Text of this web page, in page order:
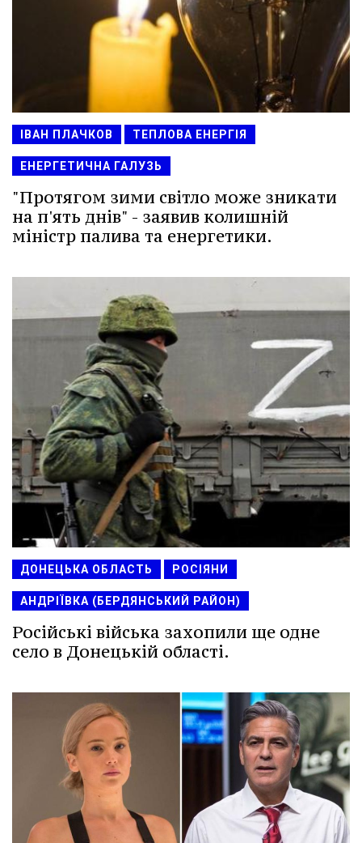
ІВАН ПЛАЧКОВ ТЕПЛОВА ЕНЕРГІЯ
ЕНЕРГЕТИЧНА ГАЛУЗЬ
"Протягом зими світло може зникати
на п'ять днів" - заявив колишній
міністр палива та енергетики.
ДОНЕЦЬКА ОБЛАСТЬ РОСІЯНИ
АНДРІЇВКА (БЕРДЯНСЬКИЙ РАЙОН)
Російські війська захопили ще одне
село в Донецькій області.